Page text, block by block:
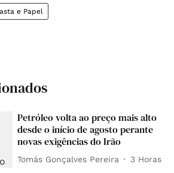
e Papel
Petróleo volta ao preço mais alto
desde o início de agosto perante
novas exigências do Irão
Tomás Gonçalves Pereira 3 Horas